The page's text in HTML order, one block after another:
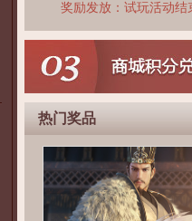
奖励发放：试玩活动
热门奖品